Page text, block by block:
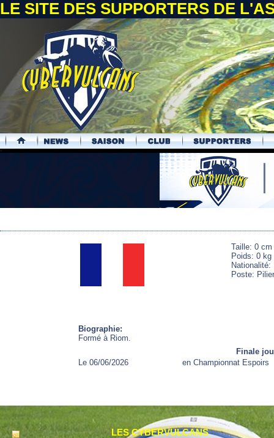
LE SITE DES SUPPORTERS DE
.
Taille: 0 cm
Poids: 0 kg
Nationalité:
Poste:
Biographie:
Formé à Riom.
Finale
Le 06/06/2026
en Championnat Espoirs
LES CYBERVULCANS